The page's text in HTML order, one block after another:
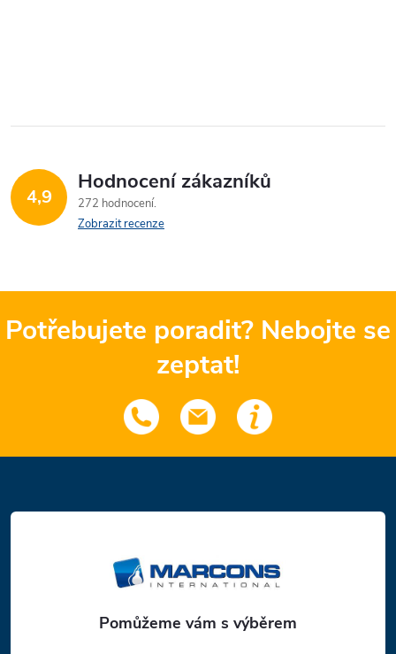
4,9
Hodnocení zákazníků
272 hodnocení
Zobrazit recenze
Potřebujete poradit? Nebojte se
zeptat!
á